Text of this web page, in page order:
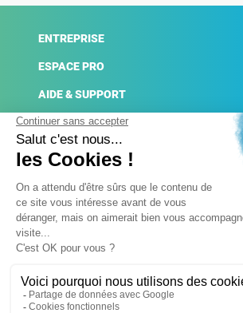
ENTREPRISE
ESPACE PRO
AIDE & SUPPORT
ACTUALITÉS
Mentions légales
Conditions générales de